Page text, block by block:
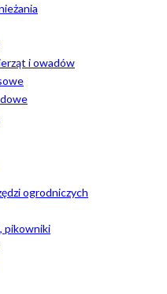
i owadów
ogrodniczych
pikowniki